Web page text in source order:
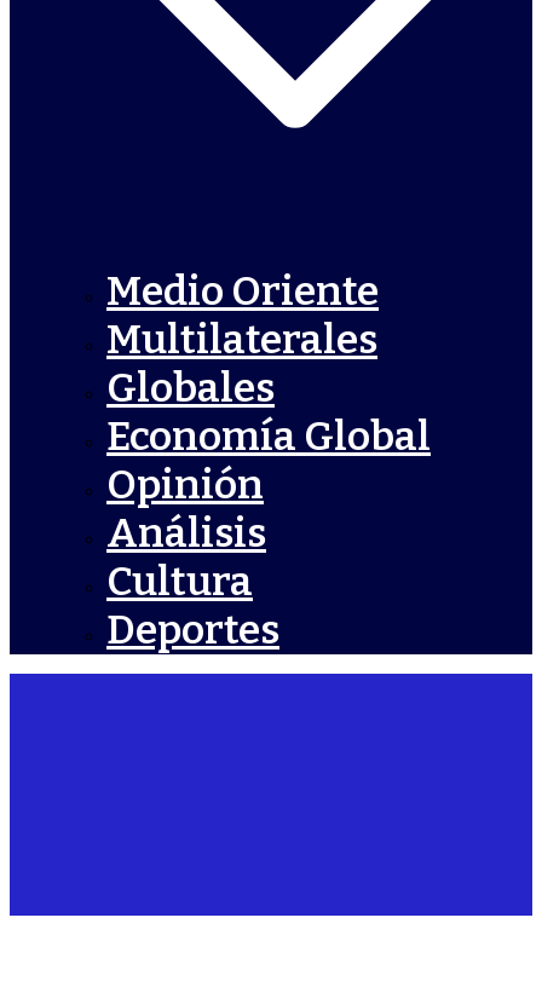
Medio Oriente
Multilaterales
Globales
Economía Global
Opinión
Análisis
Cultura
Deportes